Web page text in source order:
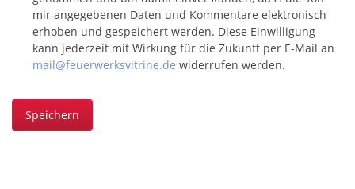
mir angegebenen Daten und Kommentare elektronisch
erhoben und gespeichert werden. Diese Einwilligung
kann jederzeit mit Wirkung für die Zukunft per E-Mail an
mail@feuerwerksvitrine.de widerrufen werden.
Speichern